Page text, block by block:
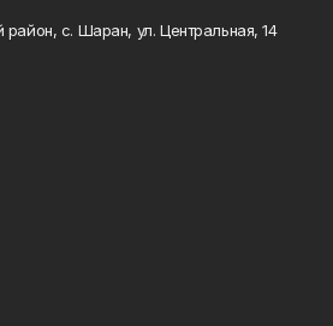
с. Шаран, ул. Центральная, 14